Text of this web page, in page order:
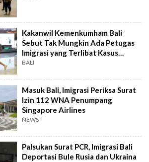
Kakanwil Kemenkumham Bali
Sebut Tak Mungkin Ada Petugas
Imigrasi yang Terlibat Kasus
Dugaan Mafia Visa
BALI
Masuk Bali, Imigrasi Periksa Surat
Izin 112 WNA Penumpang
Singapore Airlines
NEWS
Palsukan Surat PCR, Imigrasi Bali
Deportasi Bule Rusia dan Ukraina